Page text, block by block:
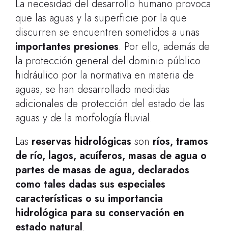
La necesidad del desarrollo humano provoca
que las aguas y la superficie por la que
discurren se encuentren sometidos a unas
importantes presiones. Por ello, además de
la protección general del dominio público
hidráulico por la normativa en materia de
aguas, se han desarrollado medidas
adicionales de protección del estado de las
aguas y de la morfología fluvial.
Las reservas hidrológicas son ríos, tramos
de río, lagos, acuíferos, masas de agua o
partes de masas de agua, declarados
como tales dadas sus especiales
características o su importancia
hidrológica para su conservación en
estado natural.